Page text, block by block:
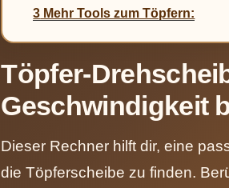
3 Mehr Tools zum Töpfern:
Töpfer-
Geschwindigkeit
Dieser Rechner hilft dir, eine
die Töpferscheibe zu finden.